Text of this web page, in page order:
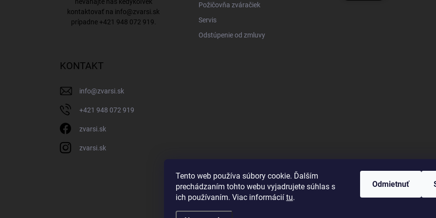
Tento web používa súbory cookie. Ďalším
prechádzaním tohto webu vyjadrujete súhlas s
ich používaním. Viac informácií tu.
Odmietnuť
kontaktovať na info@zvarsi.sk
prípadne +421 948 072 919
Požičovňa zváračiek
Servis
Odstúpenie od zmluvy
KONTAKT
info@zvarsi.sk
+421 948 072 919
zvarsi.sk
zvarsi.sk